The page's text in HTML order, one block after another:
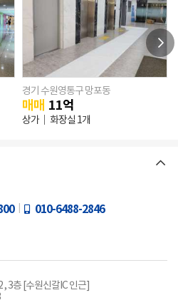
경기 수원영통구 망포동
매매 11억
상가 화장실 1개
010-6488-2846
, 3층 [수원신갈IC 인근]